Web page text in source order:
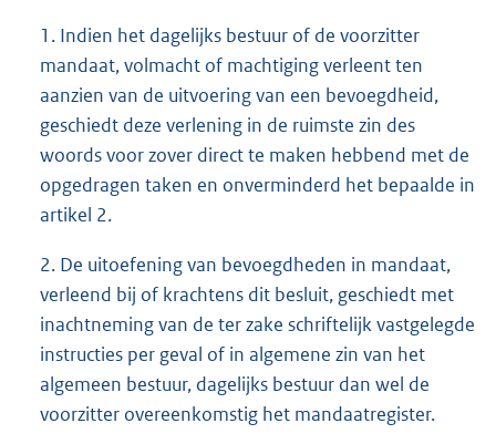
1. Indien het dagelijks bestuur of de voorzitter
mandaat, volmacht of machtiging verleent ten
aanzien van de uitvoering van een bevoegdheid,
geschiedt deze verlening in de ruimste zin des
woords voor zover direct te maken hebbend met de
opgedragen taken en onverminderd het bepaalde in
artikel 2.
2. De uitoefening van bevoegdheden in mandaat,
verleend bij of krachtens dit besluit, geschiedt met
inachtneming van de ter zake schriftelijk vastgelegde
instructies per geval of in algemene zin van het
algemeen bestuur, dagelijks bestuur dan wel de
voorzitter overeenkomstig het mandaatregister.